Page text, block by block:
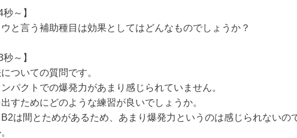
秒～】
と言う補助種目は効果としてはどんなものでしょうか？
秒～】
ついての質問です。
ンパクトでの爆発力があまり感じられていません。
すためにどのような練習が良いでしょうか。
は間とためがあるため、あまり爆発力というのは感じられないの